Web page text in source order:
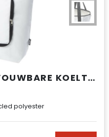
ECOFOLD RPET OPVOUWBARE KOELTAS 15 L
polyester